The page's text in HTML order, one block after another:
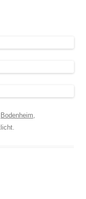
Bodenheim